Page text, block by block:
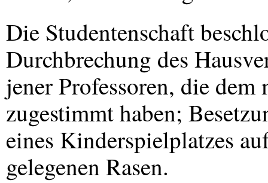
Die Studentenschaft
Durchbrechung des
jener Professoren, die
zugestimmt haben;
eines Kinderspielplatzes
gelegenen Rasen.